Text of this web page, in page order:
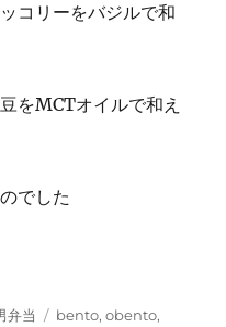
コリーをバジルで和
をMCTオイルで和え
でした
弁当
タ
bento,obento,